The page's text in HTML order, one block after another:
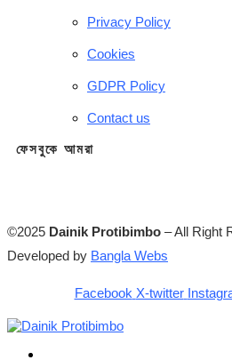
Privacy Policy
Cookies
GDPR Policy
Contact us
ফেসবুকে আমরা
©2025 Dainik Protibimbo – All Right
Developed by Bangla Webs
Facebook X-twitter